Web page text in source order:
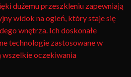
dużemu przeszkleniu zapewniają
widok na ogień, który staje się
wnętrza. Ich doskonałe
technologie zastosowane w
oczekiwania